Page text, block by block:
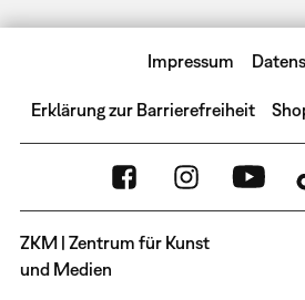
Impressum
Erklärung zur Barrierefreiheit
ZKM | Zentrum für Kunst
und Medien